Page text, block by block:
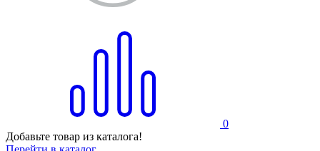
0
Добавьте товар из каталога!